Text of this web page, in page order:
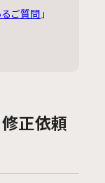
るご質問 」
正依頼